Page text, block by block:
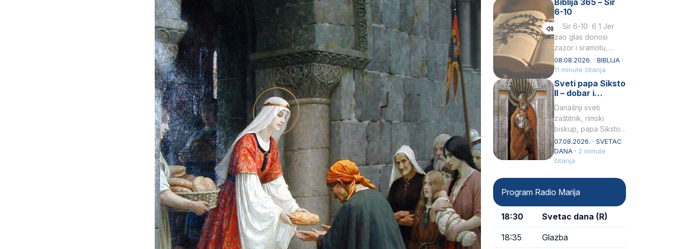
Praedicatorum – OP).
Svojim životom,
dubokom ljubavlju
prema Kristu…
Biblija 365 – Sir
6-10
Sir 6-10 6 1 Jer
zao glas donosi
zazor i sramotu,
kako to biva
grešniku
licemjernom.2 Ne
predaj se u…
08.08.2026. · BIBLIJA ·
11 minute čitanja
Sveti papa Siksto
II – dobar i
miroljubiv pastir
Današnji sveti
zaštitnik, rimski
biskup, papa Siksto
(Sixtus) II, prema
knjizi Liber
Pontificalis bio je
Obnovio je odnose s
afričkim…
07.08.2026. · SVETAC
DANA · 2 minute
čitanja
Program Radio Marija
18:30 Svetac dana (R)
18:35 Glazba